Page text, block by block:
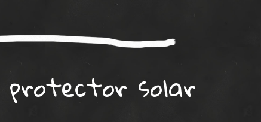
protector solar